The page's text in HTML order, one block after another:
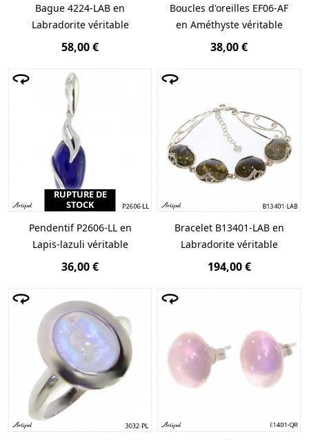
Bague 4224-LAB en
Labradorite véritable
58,00 €
Boucles d'oreilles EF06-AF
en Améthyste véritable
38,00 €
RUPTURE DE
STOCK
Pendentif P2606-LL en
Lapis-lazuli véritable
36,00 €
Bracelet B13401-LAB en
Labradorite véritable
194,00 €